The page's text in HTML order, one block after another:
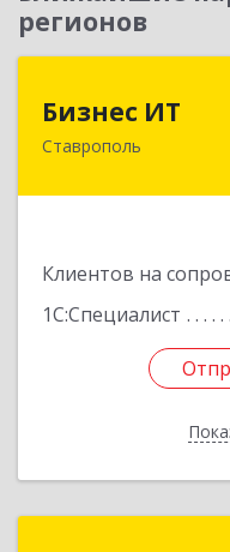
регионов
Бизнес ИТ
Ставрополь
Клиентов на
1С:Специалист
355035,